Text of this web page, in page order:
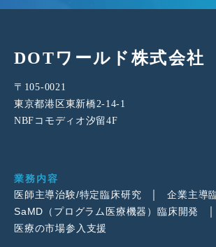
DOTワールド株式会社
〒105-0021
東京都港区東新橋2-14-1
NBFコモディオ汐留4F
業務内容
医師主導治験/特定臨床研究
企業主導
SaMD（プログラム医療機器）臨床開発
医療の市場参入支援